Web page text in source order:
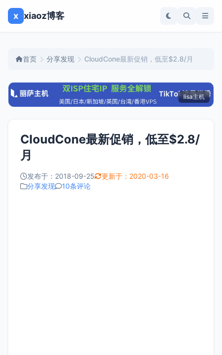
x xiaoz博客
首页 分享发现 CloudCone最新促销，低至$2.8/月
lisa主机
CloudCone最新促销，低至$2.8/
月
发布于：2018-09-25
更新于：2020-03-16
分享发现
10条评论